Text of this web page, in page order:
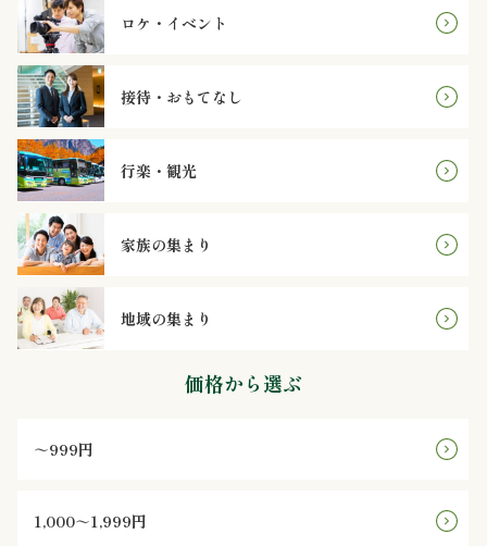
近
江
牛・
肉
メ
イ
ン
ロケ・イベント
接待・おもてなし
行楽・観光
家族の集まり
地域の集まり
価格から選ぶ
～999円
1,000～1,999円